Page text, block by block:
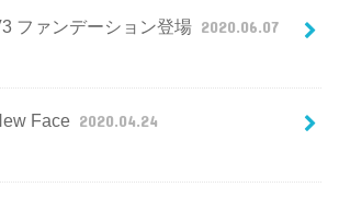
ファンデーション登場 2020.06.07
Face 2020.04.24